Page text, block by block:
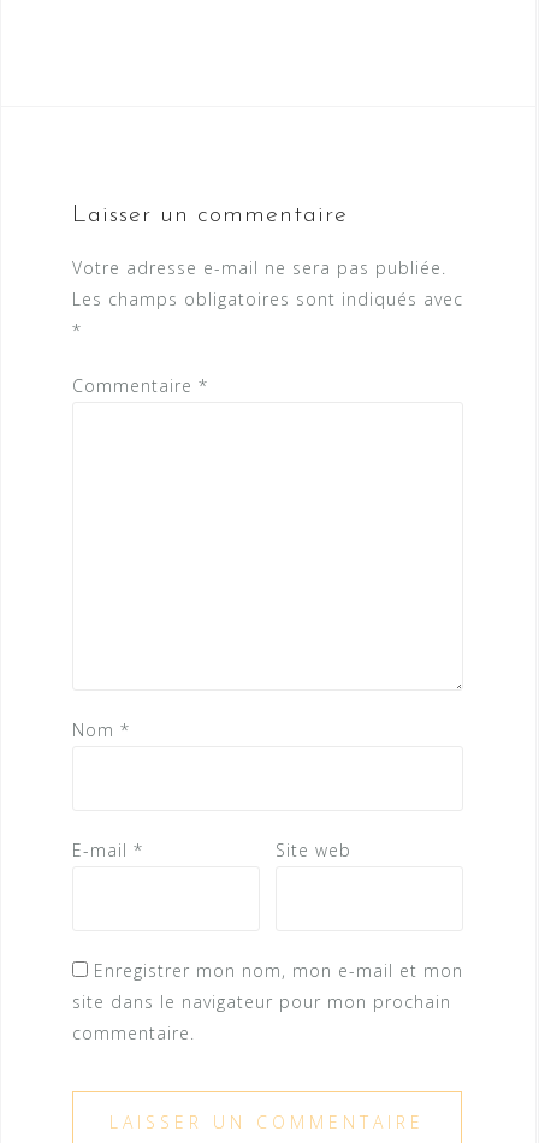
Laisser un commentaire
Votre adresse e-mail ne sera pas publiée.
Les champs obligatoires sont indiqués avec
*
Commentaire *
Nom *
E-mail * Site web
Enregistrer mon nom, mon e-mail et mon
site dans le navigateur pour mon prochain
commentaire.